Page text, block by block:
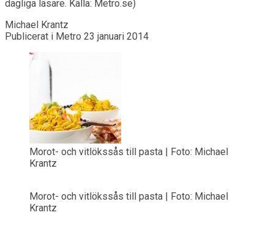
dagliga läsare. Källa: Metro.se)
Michael Krantz
Publicerat i Metro 23 januari 2014
Morot- och vitlökssås till pasta | Foto: Michael
Krantz
Morot- och vitlökssås till pasta | Foto: Michael
Krantz